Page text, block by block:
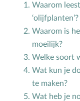
Andersbegaafd
Baby
Biddag
Bijbelse
Bijbelstudie
Waarom
‘olijfplanten’?
Waarom is
moeilijk?
Welke soort
Wat kun je
te maken?
Wat heb je